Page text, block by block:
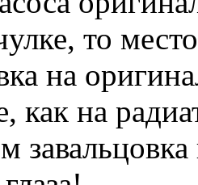
то
на
как на